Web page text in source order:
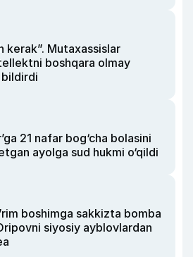
kerak”. Mutaxassislar
boshqara olmay
21 nafar bog‘cha bolasini
ayolga sud hukmi o‘qildi
boshimga sakkizta bomba
siyosiy ayblovlardan